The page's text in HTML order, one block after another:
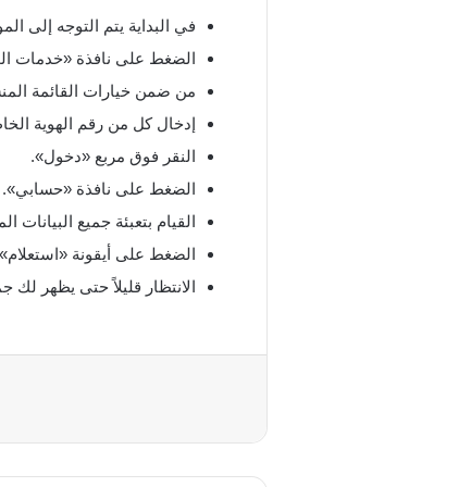
في البداية يتم التوجه إلى
الضغط على نافذة «خدمات
من ضمن خيارات القائمة
إدخال كل من رقم الهوية
النقر فوق مربع «دخول».
الضغط على نافذة «حسابي».
القيام بتعبئة جميع
الضغط على أيقونة
الانتظار قليلاً حتى يظهر